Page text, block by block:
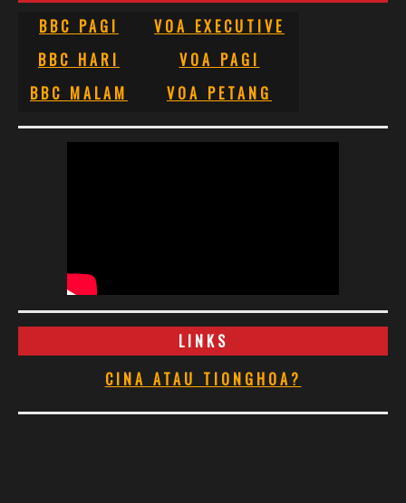
BBC PAGI
VOA EXECUTIVE
BBC HARI
VOA PAGI
BBC MALAM
VOA PETANG
LINKS
CINA ATAU TIONGHOA?